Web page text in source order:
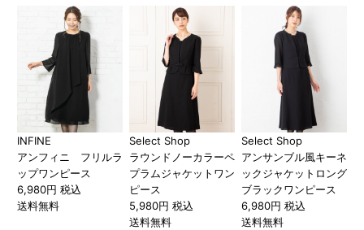
INFINE
アンフィニ フリルラ
ップワンピース
6,980円 税込
送料無料
Select Shop
ラウンドノーカラーペ
プラムジャケットワン
ピース
5,980円 税込
送料無料
Select Shop
アンサンブル風キーネ
ックジャケットロング
ブラックワンピース
6,980円 税込
送料無料